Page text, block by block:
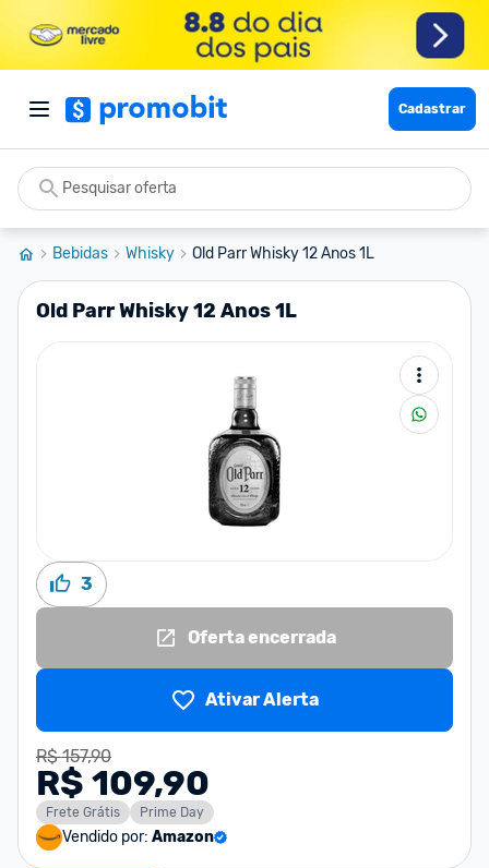
Cadastrar
Bebidas Whisky Old Parr Whisky 12 Anos 1L
Old Parr Whisky 12 Anos 1L
3
Oferta encerrada
Ativar Alerta
R$ 157,90
R$ 109,90
Frete Grátis Prime Day
Vendido por: Amazon